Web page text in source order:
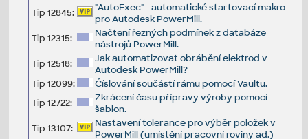
Tip 12845:
"AutoExec" - automatické startovací makro
pro Autodesk PowerMill.
Tip 12315:
Načtení řezných podmínek z databáze
nástrojů PowerMill.
Tip 12518:
Jak automatizovat obrábění elektrod v
Autodesk PowerMill?
Tip 12099:
Číslování součástí rámu pomocí Vaultu.
Tip 12722:
Zkrácení času přípravy výroby pomocí
šablon.
Tip 13107:
Nastavení tolerance pro výběr položek v
PowerMill (umístění pracovní roviny ad.)